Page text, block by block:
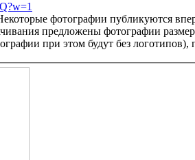
фотографии публикуются
предложены фотографии
при этом будут без логотипов),